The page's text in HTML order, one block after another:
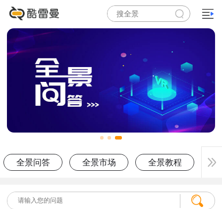
全景问答 全景市场 全景教程